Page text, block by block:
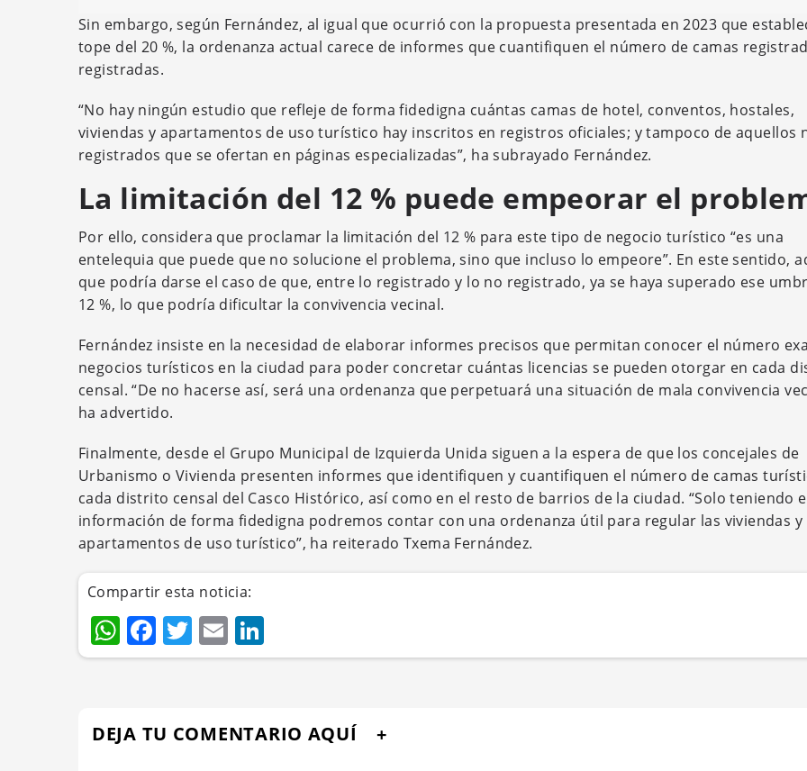
Sin embargo, según Fernández, al igual que ocurrió con la propuesta presentada en 2023 que
tope del 20 %, la ordenanza actual carece de informes que cuantifiquen el número de camas
registradas.
“No hay ningún estudio que refleje de forma fidedigna cuántas camas de hotel, conventos, hostales,
viviendas y apartamentos de uso turístico hay inscritos en registros oficiales; y tampoco de aquellos
registrados que se ofertan en páginas especializadas”, ha subrayado Fernández.
La limitación del 12 % puede empeorar el
Por ello, considera que proclamar la limitación del 12 % para este tipo de negocio turístico “es una
entelequia que puede que no solucione el problema, sino que incluso lo empeore”. En este sentido,
que podría darse el caso de que, entre lo registrado y lo no registrado, ya se haya superado ese
12 %, lo que podría dificultar la convivencia vecinal.
Fernández insiste en la necesidad de elaborar informes precisos que permitan conocer el número
negocios turísticos en la ciudad para poder concretar cuántas licencias se pueden otorgar en cada
censal. “De no hacerse así, será una ordenanza que perpetuará una situación de mala convivencia
ha advertido.
Finalmente, desde el Grupo Municipal de Izquierda Unida siguen a la espera de que los concejales de
Urbanismo o Vivienda presenten informes que identifiquen y cuantifiquen el número de camas
cada distrito censal del Casco Histórico, así como en el resto de barrios de la ciudad. “Solo teniendo
información de forma fidedigna podremos contar con una ordenanza útil para regular las viviendas y
apartamentos de uso turístico”, ha reiterado Txema Fernández.
Compartir esta noticia:
WhatsApp
Facebook
Twitter
Email
DEJA TU COMENTARIO AQUÍ